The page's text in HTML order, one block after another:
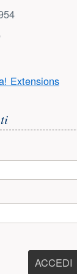
Extensions
ACCEDI